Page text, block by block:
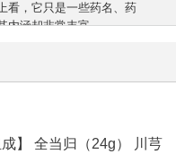
看，它只是一些药名、药
内涵却非常丰富。
】 全当归（24g） 川芎